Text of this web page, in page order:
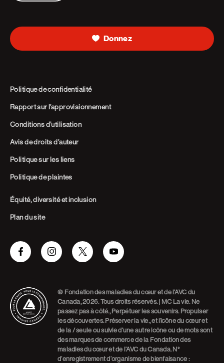
Donnez
Politique de confidentialité
Rapport sur l’approvisionnement
Conditions d’utilisation
Avis de droits d’auteur
Politique sur les liens
Politique de plaintes
Équité, diversité et inclusion
Plan du site
FacebookInstagramTwitter Youtube
© Fondation des maladies du cœur et de l’AVC du
Canada, 2026. Tous droits réservés. | MC La vie. Ne
passez pas à côté., Perpétuer les souvenirs. Propulser
les découvertes. Préserver la vie., et l’icône du cœur et
de la / seule ou suivie d’une autre icône ou de mots sont
des marques de commerce de la Fondation des
maladies du cœur et de l’AVC du Canada. N°
d’enregistrement d’organisme de bienfaisance :